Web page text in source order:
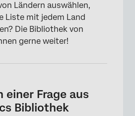
Ländern auswählen,
Liste mit jedem Land
Die Bibliothek von
gerne weiter!
einer Frage aus
Bibliothek